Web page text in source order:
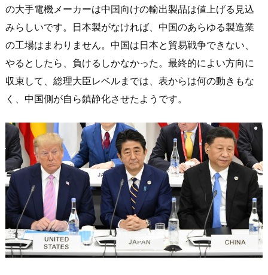
の大手電機メーカーは中国向けの輸出製品は値上げる見込
みらしいです。日本製がなければ、中国のあらゆる製造業
の工場はまわりません。中国は日本と貿易戦争できない、
やるとしたら、負けるしかなかった。最終的によい方向に
収束して、総理大臣レベルまでは、表からは何の動きもな
く、中国側が自ら鎮静化させたようです。